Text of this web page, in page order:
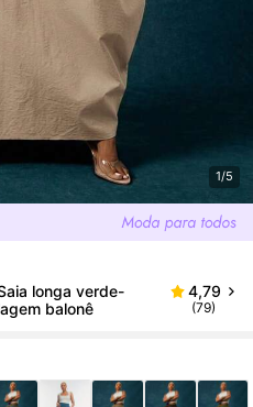
1/5
longa verde-
balonê
4,79
(79)